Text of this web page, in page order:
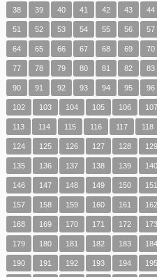
38 39 40 41 42 43 44
51 52 53 54 55 56 57
64 65 66 67 68 69 70
77 78 79 80 81 82 83
90 91 92 93 94 95 96
102 103 104 105 106 107
113 114 115 116 117 118
124 125 126 127 128 129
135 136 137 138 139 140
146 147 148 149 150 151
157 158 159 160 161 162
168 169 170 171 172 173
179 180 181 182 183 184
190 191 192 193 194 195